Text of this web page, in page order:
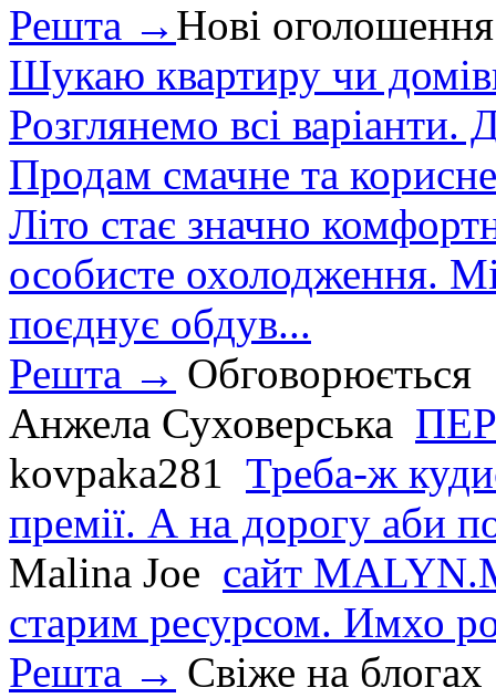
Решта → Нові оголошення
Шукаю квартиру чи
Розглянемо всі варіанти.
Продам смачне та
Літо стає значно
особисте охолодження.
поєднує обдув...
Решта → Обговорюється
Анжела Суховерська
kovpaka281 Треба-ж
премії. А на дорогу аби
Malina Joe сайт
старим ресурсом. Имхо
Решта → Свіже на блогах